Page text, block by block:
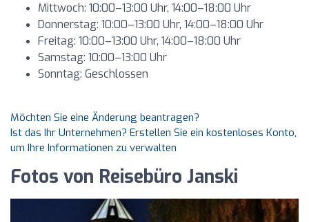
Mittwoch: 10:00–13:00 Uhr, 14:00–18:00 Uhr
Donnerstag: 10:00–13:00 Uhr, 14:00–18:00 Uhr
Freitag: 10:00–13:00 Uhr, 14:00–18:00 Uhr
Samstag: 10:00–13:00 Uhr
Sonntag: Geschlossen
Möchten Sie eine Änderung beantragen?
Ist das Ihr Unternehmen? Erstellen Sie ein kostenloses Konto,
um Ihre Informationen zu verwalten
Fotos von Reisebüro Janski